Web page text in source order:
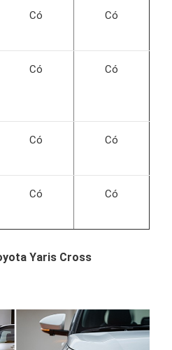
Có Có
Có Có
Có Có
Có Có
Yaris Cross